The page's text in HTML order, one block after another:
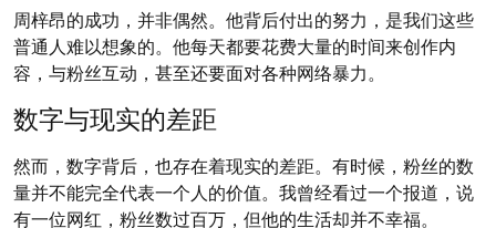
周梓昂的成功，并非偶然。他背后付出的努力，是我们这些
普通人难以想象的。他每天都要花费大量的时间来创作内
容，与粉丝互动，甚至还要面对各种网络暴力。
数字与现实的差距
然而，数字背后，也存在着现实的差距。有时候，粉丝的数
量并不能完全代表一个人的价值。我曾经看过一个报道，说
有一位网红，粉丝数过百万，但他的生活却并不幸福。